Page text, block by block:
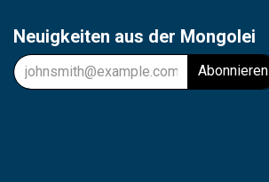
Neuigkeiten aus der Mongolei
Abonnieren